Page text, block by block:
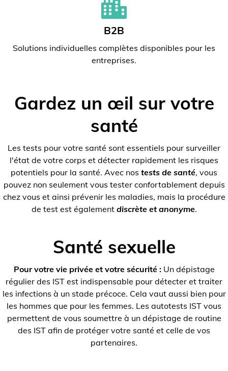
B2B
Solutions individuelles complètes disponibles pour les
entreprises.
Gardez un œil sur votre
santé
Les tests pour votre santé sont essentiels pour surveiller
l'état de votre corps et détecter rapidement les risques
potentiels pour la santé. Avec nos tests de santé, vous
pouvez non seulement vous tester confortablement depuis
chez vous et ainsi prévenir les maladies, mais la procédure
de test est également discrète et anonyme.
Santé sexuelle
Pour votre vie privée et votre sécurité :Un dépistage
régulier des IST est indispensable pour détecter et traiter
les infections à un stade précoce. Cela vaut aussi bien pour
les hommes que pour les femmes. Les autotests IST vous
permettent de vous soumettre à un dépistage de routine
des IST afin de protéger votre santé et celle de vos
partenaires.